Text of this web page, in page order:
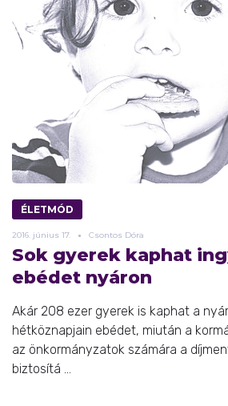
ÉLETMÓD
2016. június 17. Csontos Dóra
Sok gyerek kaphat
ebédet nyáron
Akár 208 ezer gyerek is kaphat a
hétköznapjain ebédet, miután a
az önkormányzatok számára a
biztosítá ...